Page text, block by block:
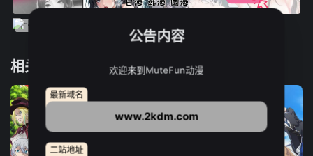
相关推荐
公告内容
欢迎来到MuteFun动漫
最新域名
www.2kdm.com
二站地址